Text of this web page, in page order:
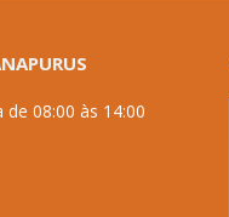
08:00 às 14:00